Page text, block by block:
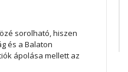
sorolható, hiszen
és a Balaton
ápolása mellett az